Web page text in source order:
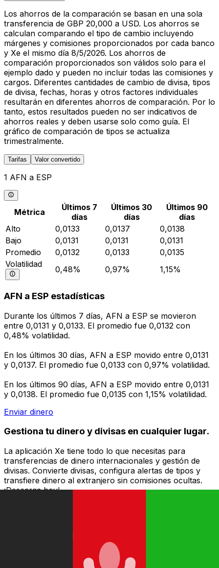
Los ahorros de la comparación se basan en una sola
transferencia de GBP 20,000 a USD. Los ahorros se
calculan comparando el tipo de cambio incluyendo
márgenes y comisiones proporcionados por cada banco
y Xe el mismo día 8/5/2026. Los ahorros de
comparación proporcionados son válidos solo para el
ejemplo dado y pueden no incluir todas las comisiones y
cargos. Diferentes cantidades de cambio de divisa, tipos
de divisa, fechas, horas y otros factores individuales
resultarán en diferentes ahorros de comparación. Por lo
tanto, estos resultados pueden no ser indicativos de
ahorros reales y deben usarse solo como guía. El
gráfico de comparación de tipos se actualiza
trimestralmente.
Tarifas Valor convertido
1 AFN a ESP
Métrica
Últimos 7
días
Últimos 30
días
Últimos 90
días
Alto
0,0133 0,0137
0,0138
Bajo
0,0131 0,0131
0,0131
Promedio
0,0132 0,0133
0,0135
Volatilidad
0,48% 0,97% 1,15%
AFN a ESP estadísticas
Durante los últimos 7 días, AFN a ESP se movieron
entre 0,0131 y 0,0133. El promedio fue 0,0132 con
0,48% volatilidad.
En los últimos 30 días, AFN a ESP movido entre 0,0131
y 0,0137. El promedio fue 0,0133 con 0,97% volatilidad.
En los últimos 90 días, AFN a ESP movido entre 0,0131
y 0,0138. El promedio fue 0,0135 con 1,15% volatilidad.
Enviar dinero
Gestiona tu dinero y divisas en cualquier lugar.
La aplicación Xe tiene todo lo que necesitas para
transferencias de dinero internacionales y gestión de
divisas. Convierte divisas, configura alertas de tipos y
transfiere dinero al extranjero sin comisiones ocultas.
¡Descarga hoy!